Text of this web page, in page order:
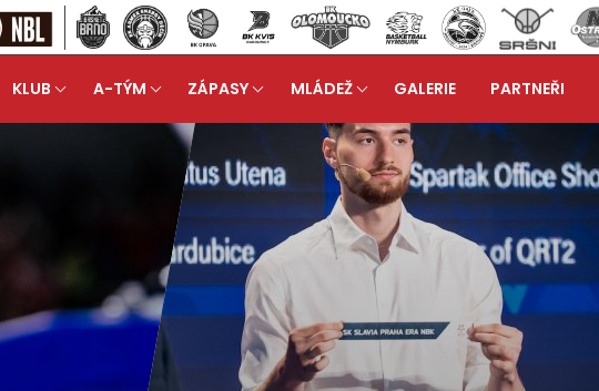
KLUB A-TÝM ZÁPASY MLÁDEŽ GALERIE PARTNEŘI